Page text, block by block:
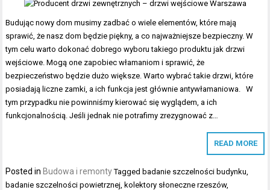
Budując nowy dom musimy zadbać o wiele elementów, które mają
sprawić, że nasz dom będzie piękny, a co najważniejsze bezpieczny. W
tym celu warto dokonać dobrego wyboru takiego produktu jak drzwi
wejściowe. Mogą one zapobiec włamaniom i sprawić, że
bezpieczeństwo będzie dużo większe. Warto wybrać takie drzwi, które
posiadają liczne zamki, a ich funkcja jest głównie antywłamaniowa. W
tym przypadku nie powinniśmy kierować się wyglądem, a ich
funkcjonalnością. Jeśli jednak nie potrafimy zrezygnować z…
READ MORE
Posted in Budowa i remonty Tagged badanie szczelności budynku,
badanie szczelności powietrznej, kolektory słoneczne rzeszów,